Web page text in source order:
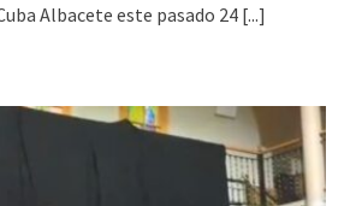
Albacete este pasado 24 [...]